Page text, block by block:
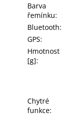
Barva
řemínku:
Bluetooth:
GPS:
Hmotnost
[g]:
Chytré
funkce: